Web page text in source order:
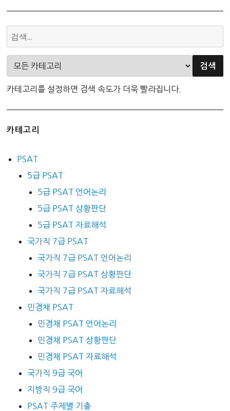
카테고리를 설정하면 검색 속도가 더욱 빨라집니다.
카테고리
PSAT
5급 PSAT
5급 PSAT 언어논리
5급 PSAT 상황판단
5급 PSAT 자료해석
국가직 7급 PSAT
국가직 7급 PSAT 언어논리
국가직 7급 PSAT 상황판단
국가직 7급 PSAT 자료해석
민경채 PSAT
민경채 PSAT 언어논리
민경채 PSAT 상황판단
민경채 PSAT 자료해석
국가직 9급 국어
지방직 9급 국어
PSAT 주제별 기출